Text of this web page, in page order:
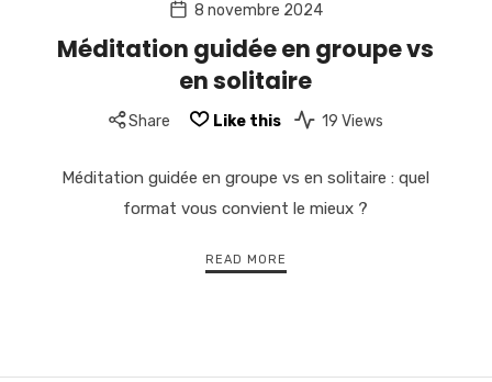
8 novembre 2024
Méditation guidée en groupe vs
en solitaire
Share Like this 19 Views
Méditation guidée en groupe vs en solitaire : quel
format vous convient le mieux ?
READ MORE